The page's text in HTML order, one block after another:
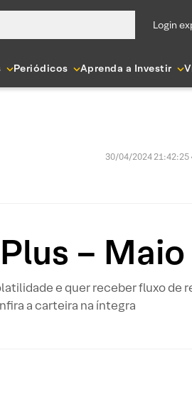
login
Periódicos Aprenda a Investir
30/04/2024 21:42:25
–
e quer receber fluxo de
a carteira na íntegra